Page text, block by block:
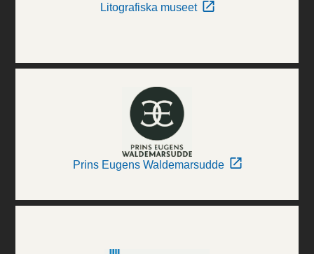
Litografiska museet
Prins Eugens Waldemarsudde